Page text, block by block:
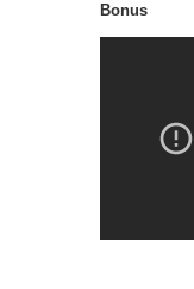
Bonus